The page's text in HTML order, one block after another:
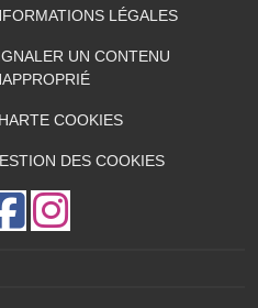
LÉGALES
UN CONTENU
COOKIES
DES COOKIES